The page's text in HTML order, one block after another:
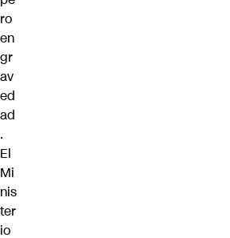
ro
en
gr
av
ed
ad
.
El
Mi
nis
ter
io